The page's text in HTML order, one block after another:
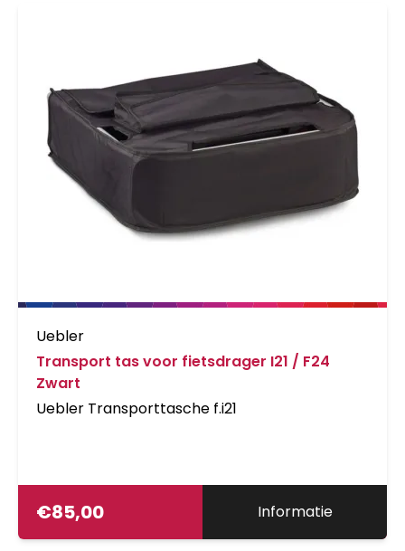
Uebler
Transport tas voor fietsdrager I21 / F24
Zwart
Uebler Transporttasche f.i21
€85,00 Informatie